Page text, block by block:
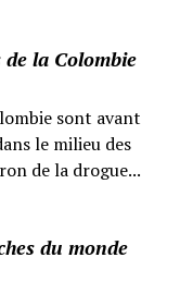
de la Colombie
sont avant
le milieu des
de la drogue...
du monde